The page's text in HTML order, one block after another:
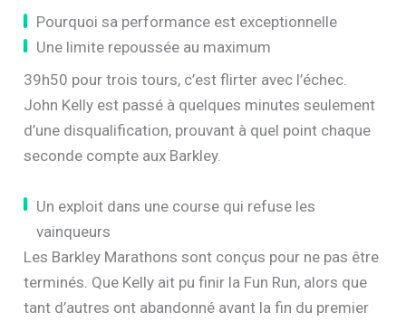
Pourquoi sa performance est exceptionnelle
Une limite repoussée au maximum
39h50 pour trois tours, c’est flirter avec l’échec.
John Kelly est passé à quelques minutes seulement
d’une disqualification, prouvant à quel point chaque
seconde compte aux Barkley.
Un exploit dans une course qui refuse les
vainqueurs
Les Barkley Marathons sont conçus pour ne pas être
terminés. Que Kelly ait pu finir la Fun Run, alors que
tant d’autres ont abandonné avant la fin du premier